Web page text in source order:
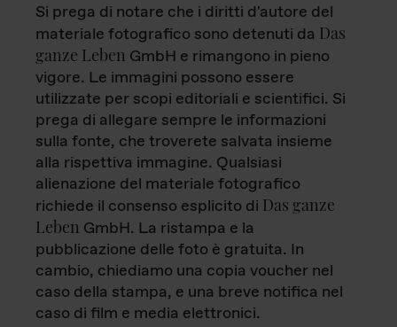
Si prega di notare che i diritti d'autore del
materiale fotografico sono detenuti da Das
ganze Leben GmbH e rimangono in pieno
vigore. Le immagini possono essere
utilizzate per scopi editoriali e scientifici. Si
prega di allegare sempre le informazioni
sulla fonte, che troverete salvata insieme
alla rispettiva immagine. Qualsiasi
alienazione del materiale fotografico
richiede il consenso esplicito di Das ganze
Leben GmbH. La ristampa e la
pubblicazione delle foto è gratuita. In
cambio, chiediamo una copia voucher nel
caso della stampa, e una breve notifica nel
caso di film e media elettronici.